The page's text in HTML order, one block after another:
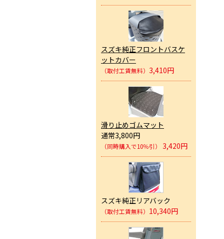
スズキ純正フロントバスケ
ットカバー
（取付工賃無料） 3,410円
滑り止めゴムマット
通常3,800円
（同時購入で10％引） 3,420円
スズキ純正リアバック
（取付工賃無料） 10,340円